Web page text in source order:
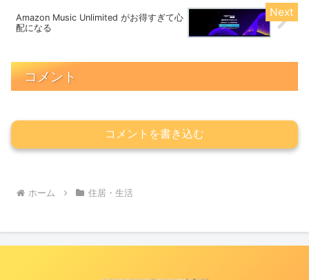
Amazon Music Unlimited がお得すぎて心
配になる
コメント
コメントを書き込む
ホーム 住居・生活